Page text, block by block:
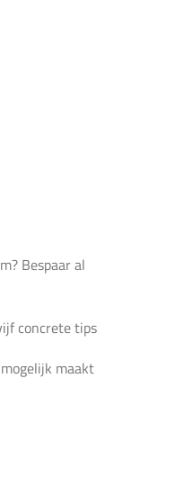
Bespaar al
concrete tips
maakt